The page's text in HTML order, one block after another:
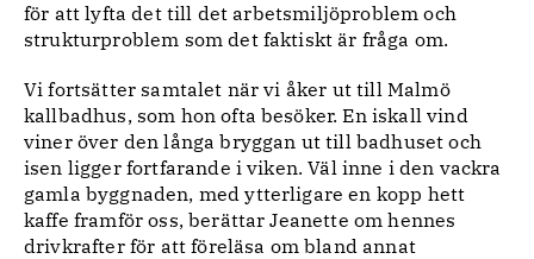
för att lyfta det till det arbetsmiljöproblem och
strukturproblem som det faktiskt är fråga om.
Vi fortsätter samtalet när vi åker ut till Malmö
kallbadhus, som hon ofta besöker. En iskall vind
viner över den långa bryggan ut till badhuset och
isen ligger fortfarande i viken. Väl inne i den vackra
gamla byggnaden, med ytterligare en kopp hett
kaffe framför oss, berättar Jeanette om hennes
drivkrafter för att föreläsa om bland annat